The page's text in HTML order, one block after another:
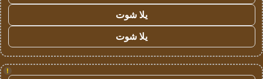
يلا شوت
يلا شوت
!